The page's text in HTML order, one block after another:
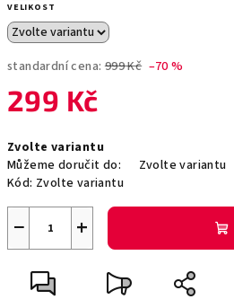
VELIKOST
standardní cena: 999 Kč –70 %
299 Kč
cena:
Zvolte variantu
Můžeme doručit do:
Zvolte variantu
Kód: Zvolte variantu
+
−